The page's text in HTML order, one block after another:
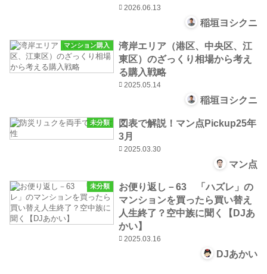
2026.06.13
稲垣ヨシクニ
マンション購入
湾岸エリア（港区、中央区、江
東区）のざっくり相場から考え
る購入戦略
2025.05.14
稲垣ヨシクニ
未分類
図表で解説！マン点Pickup25年
3月
2025.03.30
マン点
未分類
お便り返し－63 「ハズレ」の
マンションを買ったら買い替え
人生終了？空中族に聞く【DJあ
かい】
2025.03.16
DJあかい